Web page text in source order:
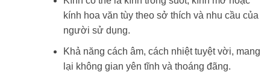
kính hoa văn tùy theo sở thích và nhu cầu của
người sử dụng.
Khả năng cách âm, cách nhiệt tuyệt vời, mang
lại không gian yên tĩnh và thoáng đãng.